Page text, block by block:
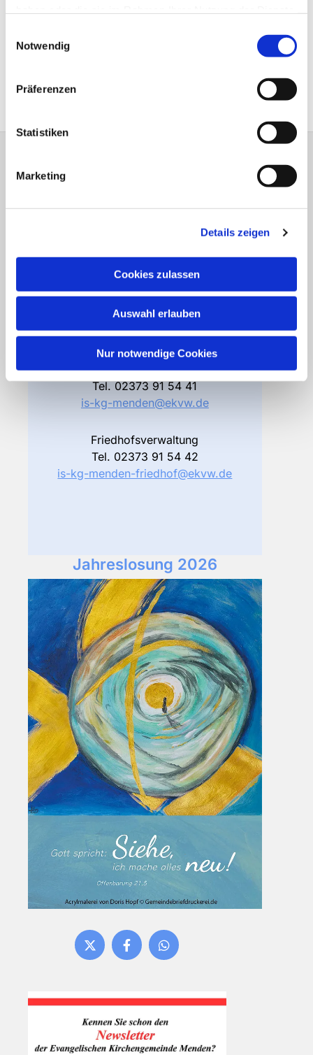
Notwendig
Präferenzen
Statistiken
Marketing
Details zeigen
Cookies zulassen
Auswahl erlauben
Nur notwendige Cookies
Friedhofsverwaltung
58706 Menden
Öffnungszeiten
Di – Fr 10.00 – 12.30 Uhr
Do 15.00 – 17.00 Uhr
und nach Vereinbarung
Gemeindebüro
Tel.02373 91 54 41
is-kg-menden@ekvw.de
Friedhofsverwaltung
Tel. 02373 91 54 42
is-kg-menden-friedhof@ekvw.de
Jahreslosung 2026